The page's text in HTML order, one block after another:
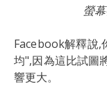
螢
Facebook解釋說,
均",因為這比試圖
響更大。